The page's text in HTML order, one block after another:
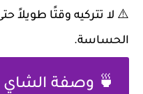
⚠️ لا تتركيه وقتًا طويلاً
الحساسة.
🍵 وصفة الشاي